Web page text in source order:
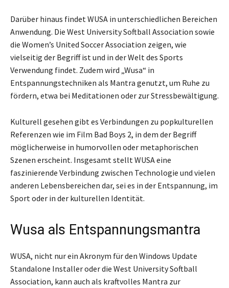
Darüber hinaus findet WUSA in unterschiedlichen Bereichen
Anwendung. Die West University Softball Association sowie
die Women’s United Soccer Association zeigen, wie
vielseitig der Begriff ist und in der Welt des Sports
Verwendung findet. Zudem wird „Wusa“ in
Entspannungstechniken als Mantra genutzt, um Ruhe zu
fördern, etwa bei Meditationen oder zur Stressbewältigung.
Kulturell gesehen gibt es Verbindungen zu popkulturellen
Referenzen wie im Film Bad Boys 2, in dem der Begriff
möglicherweise in humorvollen oder metaphorischen
Szenen erscheint. Insgesamt stellt WUSA eine
faszinierende Verbindung zwischen Technologie und vielen
anderen Lebensbereichen dar, sei es in der Entspannung, im
Sport oder in der kulturellen Identität.
Wusa als Entspannungsmantra
WUSA, nicht nur ein Akronym für den Windows Update
Standalone Installer oder die West University Softball
Association, kann auch als kraftvolles Mantra zur